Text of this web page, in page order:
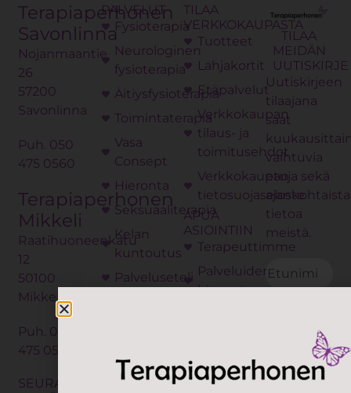
Terapiaperhonen
Savonlinna
Nojanmaantie
26
57200
Savonlinna
Puh. 050
475 0560
Terapiaperhonen
Mikkeli
Raatihuoneenkatu
12
50100
Mikkeli
Puh. 050
475 0560
SEURAA
PALVELUT
Fysioterapia
Neurologinen
fysioterapia
Äitiysfysioterapia
Toimintaterapia
Vasa
Consept
Hieronta
Seksuaaliterapia
Kelan
kuntoutus
Palveluseteli
Osteopatia
TILAA
VERKKOKAUPASTA
Tuotteet
Lahjakortit
Etäpalvelut
Verkkokaupan
tilaus- ja
toimitusehdot
Verkkokaupan
tietosuojaseloste
APUA
ASIOINTIIN
Terapeuttimme
Palveluiden
hinnasto
Yhteystiedot
Omavalvonta
TILAA
MEIDÄN
UUTISKIRJE
Uutiskirjeen
tilaajana
saat
vaihtuvia
etuja sekä
ajankohtaista
tietoa
meistä.
ANNAN
TALLENTAA
TIETONI